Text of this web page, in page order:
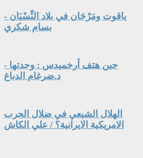
ياقوت ومَرْجَان في بلاد النِّسْيَان -
بسام شكري
حين هتف أرخميدس : وجدتها -
د.ضرغام الدباغ
الهلال الشيعي في ضلال الحرب
الامريكية الايرانية؟ / علي الكاش